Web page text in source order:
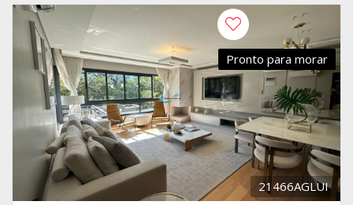
Pronto para morar
21466AGLUI